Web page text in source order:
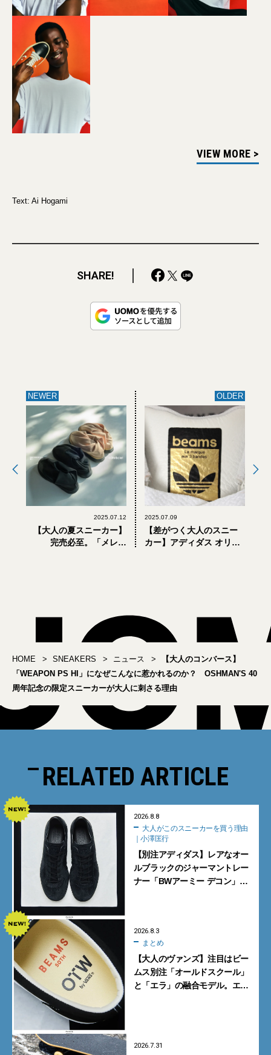
VIEW MORE >
Text: Ai Hogami
SHARE!
NEWER
2025.07.12
【大人の夏スニーカー】
完売必至。「メレル
OLDER
2025.07.09
【差がつく大人のスニー
カー】アディダス オリジ
HOME SNEAKERS ニュース
【大人のコンバース】
「WEAPON PS HI」になぜこんなに惹かれるのか？ OSHMAN'S 40
周年記念の限定スニーカーが大人に刺さる理由
RELATED ARTICLE
2026.8.8
｜小澤匡行
【別注アディダス】レアなオー
ルブラックのジャーマントレー
ナー「BWアーミー デコン」
2026.8.3
まとめ
【大人のヴァンズ】注目はビー
ムス別注「オールドスクール」
と「エラ」の融合モデル。エ
2026.7.31